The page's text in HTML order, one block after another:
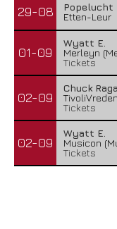
29-08
Popelucht
Etten-Leur
01-09
Wyatt E.
Merleyn
Tickets
02-09
Chuck
Tickets
02-09
Wyatt E.
Musicon
Tickets